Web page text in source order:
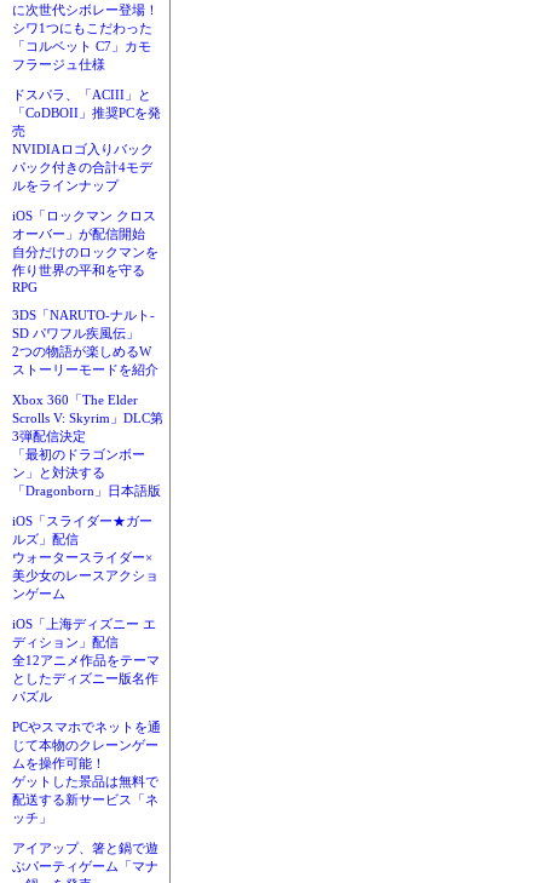
に次世代シボレー登場！
シワ1つにもこだわった
「コルベット C7」カモ
フラージュ仕様
ドスパラ、「ACIII」と
「CoDBOII」推奨PCを発
売
NVIDIAロゴ入りバック
パック付きの合計4モデ
ルをラインナップ
iOS「ロックマン クロス
オーバー」が配信開始
自分だけのロックマンを
作り世界の平和を守る
RPG
3DS「NARUTO-ナルト-
SD パワフル疾風伝」
2つの物語が楽しめるW
ストーリーモードを紹介
Xbox 360「The Elder
Scrolls V: Skyrim」DLC第
3弾配信決定
「最初のドラゴンボー
ン」と対決する
「Dragonborn」日本語版
iOS「スライダー★ガー
ルズ」配信
ウォータースライダー×
美少女のレースアクショ
ンゲーム
iOS「上海ディズニー エ
ディション」配信
全12アニメ作品をテーマ
としたディズニー版名作
パズル
PCやスマホでネットを通
じて本物のクレーンゲー
ムを操作可能！
ゲットした景品は無料で
配送する新サービス「ネ
ッチ」
アイアップ、箸と鍋で遊
ぶパーティゲーム「マナ